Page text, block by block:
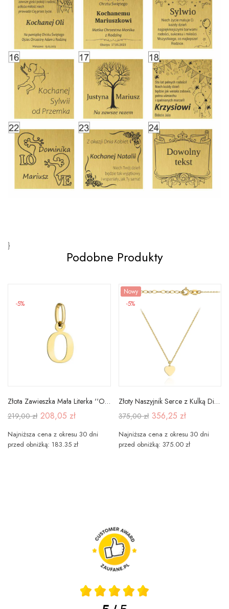
}
Podobne Produkty
-5%
Złota Zawieszka Mała Literka ''O'' pr 585
219,00 zł 208,05 zł
Najniższa cena z okresu 30 dni
przed obniżką: 183.35 zł
Nowy
-5%
Złoty Naszyjnik Serce z Kulką Diamentowaną
375,00 zł 356,25 zł
Najniższa cena z okresu 30 dni
przed obniżką: 375.00 zł